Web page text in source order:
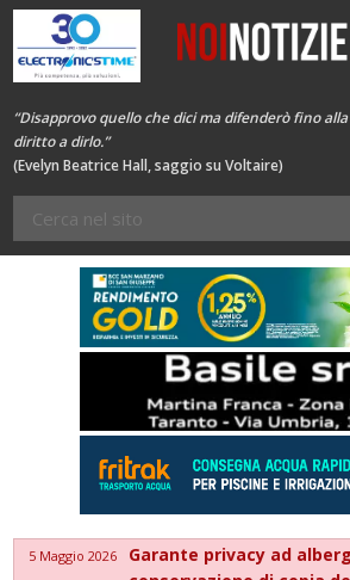
“Disapprovo quello che dici ma difenderò fino
diritto a dirlo.”
(Evelyn Beatrice Hall, saggio su Voltaire)
5 Maggio 2026
Garante privacy ad